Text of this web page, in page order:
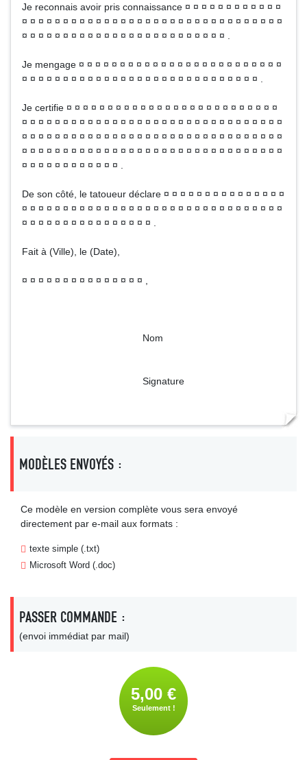
Je reconnais avoir pris connaissance ¤ ¤ ¤ ¤ ¤ ¤ ¤ ¤ ¤ ¤ ¤ ¤
¤ ¤ ¤ ¤ ¤ ¤ ¤ ¤ ¤ ¤ ¤ ¤ ¤ ¤ ¤ ¤ ¤ ¤ ¤ ¤ ¤ ¤ ¤ ¤ ¤ ¤ ¤ ¤ ¤ ¤ ¤ ¤
¤ ¤ ¤ ¤ ¤ ¤ ¤ ¤ ¤ ¤ ¤ ¤ ¤ ¤ ¤ ¤ ¤ ¤ ¤ ¤ ¤ ¤ ¤ ¤ ¤ .
Je mengage ¤ ¤ ¤ ¤ ¤ ¤ ¤ ¤ ¤ ¤ ¤ ¤ ¤ ¤ ¤ ¤ ¤ ¤ ¤ ¤ ¤ ¤ ¤ ¤ ¤
¤ ¤ ¤ ¤ ¤ ¤ ¤ ¤ ¤ ¤ ¤ ¤ ¤ ¤ ¤ ¤ ¤ ¤ ¤ ¤ ¤ ¤ ¤ ¤ ¤ ¤ ¤ ¤ ¤ .
Je certifie ¤ ¤ ¤ ¤ ¤ ¤ ¤ ¤ ¤ ¤ ¤ ¤ ¤ ¤ ¤ ¤ ¤ ¤ ¤ ¤ ¤ ¤ ¤ ¤ ¤ ¤
¤ ¤ ¤ ¤ ¤ ¤ ¤ ¤ ¤ ¤ ¤ ¤ ¤ ¤ ¤ ¤ ¤ ¤ ¤ ¤ ¤ ¤ ¤ ¤ ¤ ¤ ¤ ¤ ¤ ¤ ¤ ¤
¤ ¤ ¤ ¤ ¤ ¤ ¤ ¤ ¤ ¤ ¤ ¤ ¤ ¤ ¤ ¤ ¤ ¤ ¤ ¤ ¤ ¤ ¤ ¤ ¤ ¤ ¤ ¤ ¤ ¤ ¤ ¤
¤ ¤ ¤ ¤ ¤ ¤ ¤ ¤ ¤ ¤ ¤ ¤ ¤ ¤ ¤ ¤ ¤ ¤ ¤ ¤ ¤ ¤ ¤ ¤ ¤ ¤ ¤ ¤ ¤ ¤ ¤ ¤
¤ ¤ ¤ ¤ ¤ ¤ ¤ ¤ ¤ ¤ ¤ ¤ .
De son côté, le tatoueur déclare ¤ ¤ ¤ ¤ ¤ ¤ ¤ ¤ ¤ ¤ ¤ ¤ ¤ ¤ ¤
¤ ¤ ¤ ¤ ¤ ¤ ¤ ¤ ¤ ¤ ¤ ¤ ¤ ¤ ¤ ¤ ¤ ¤ ¤ ¤ ¤ ¤ ¤ ¤ ¤ ¤ ¤ ¤ ¤ ¤ ¤ ¤
¤ ¤ ¤ ¤ ¤ ¤ ¤ ¤ ¤ ¤ ¤ ¤ ¤ ¤ ¤ ¤ .
Fait à (Ville), le (Date),
¤ ¤ ¤ ¤ ¤ ¤ ¤ ¤ ¤ ¤ ¤ ¤ ¤ ¤ ¤ ,
Nom
Signature
MODÈLES ENVOYÉS :
Ce modèle en version complète vous sera envoyé
directement par e-mail aux formats :
texte simple (.txt)
Microsoft Word (.doc)
PASSER COMMANDE :
(envoi immédiat par mail)
5,00 €
Seulement !